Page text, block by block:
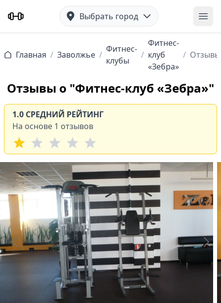
Выбрать город
Главная / Заволжье /
Фитнес-
клубы
/
Фитнес-
клуб
«Зебра»
/ Отзывы
Отзывы о "Фитнес-клуб «Зебра»"
1.0 СРЕДНИЙ РЕЙТИНГ
На основе 1 отзывов